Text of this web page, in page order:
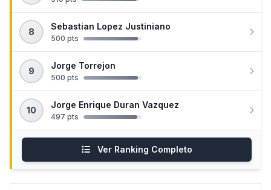
8
Sebastian Lopez Justiniano
500 pts
9
Jorge Torrejon
500 pts
10
Jorge Enrique Duran Vazquez
497 pts
Ver Ranking Completo